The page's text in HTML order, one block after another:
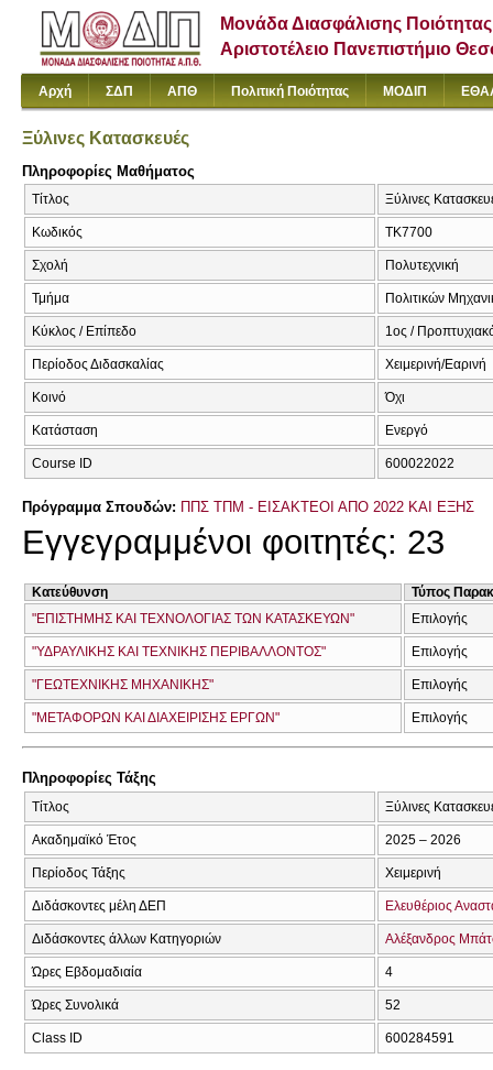
Μονάδα Διασφάλισης Ποιότητας
Αριστοτέλειο Πανεπιστήμιο
Αρχή ΣΔΠ ΑΠΘ Πολιτική Ποιότητας ΜΟΔΙΠ
Ξύλινες Κατασκευές
Πληροφορίες Μαθήματος
Τίτλος Ξύλινες
Κωδικός ΤΚ7700
Σχολή Πολυτεχνική
Τμήμα Πολιτικών
Κύκλος / Επίπεδο 1ος /
Περίοδος Διδασκαλίας Χειμερινή/Εαρινή
Κοινό Όχι
Κατάσταση Ενεργό
Course ID 600022022
Πρόγραμμα Σπουδών: ΠΠΣ ΤΠΜ - ΕΙΣΑΚΤΕΟΙ ΑΠΟ 2022 ΚΑΙ ΕΞΗΣ
Εγγεγραμμένοι φοιτητές: 23
Κατεύθυνση
Τύπος
"ΕΠΙΣΤΗΜΗΣ ΚΑΙ ΤΕΧΝΟΛΟΓΙΑΣ ΤΩΝ ΚΑΤΑΣΚΕΥΩΝ"
Επιλογής
"ΥΔΡΑΥΛΙΚΗΣ ΚΑΙ ΤΕΧΝΙΚΗΣ ΠΕΡΙΒΑΛΛΟΝΤΟΣ" Επιλογής
"ΓΕΩΤΕΧΝΙΚΗΣ ΜΗΧΑΝΙΚΗΣ" Επιλογής
"ΜΕΤΑΦΟΡΩΝ ΚΑΙ ΔΙΑΧΕΙΡΙΣΗΣ ΕΡΓΩΝ" Επιλογής
Πληροφορίες Τάξης
Τίτλος Ξύλινες
Ακαδημαϊκό Έτος 2025 – 2026
Περίοδος Τάξης Χειμερινή
Διδάσκοντες μέλη ΔΕΠ Ελευθέριος
Διδάσκοντες άλλων Κατηγοριών Αλέξανδρος
Ώρες Εβδομαδιαία 4
Ώρες Συνολικά 52
Class ID 600284591